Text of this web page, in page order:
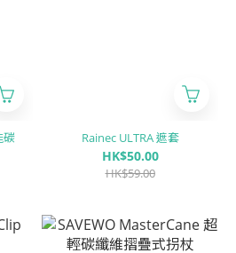
碳
Rainec ULTRA 遮套
HK$50.00
HK$59.00